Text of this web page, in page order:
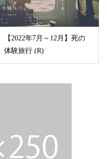
【2022年7月～12月】死の
体験旅行 (R)